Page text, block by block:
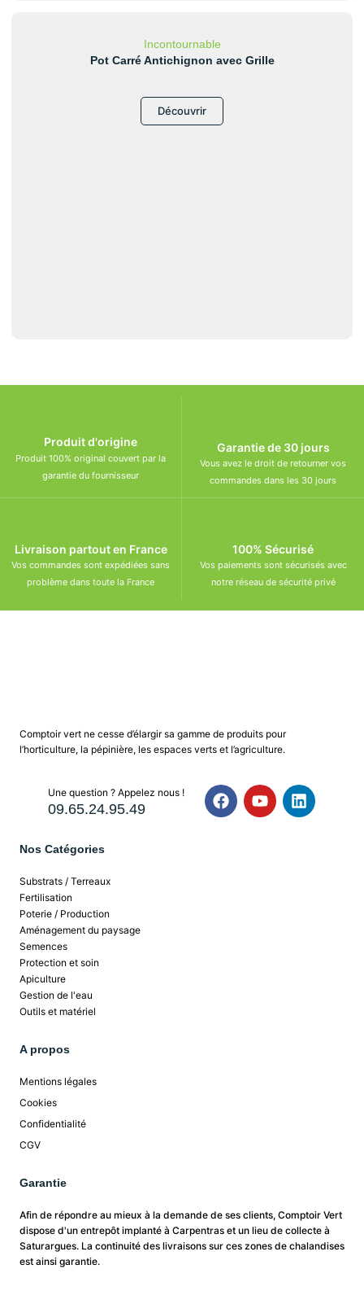
Incontournable
Pot Carré Antichignon avec Grille
Découvrir
Produit d'origine
Produit 100% original couvert par la
garantie du fournisseur
Garantie de 30 jours
Vous avez le droit de retourner vos
commandes dans les 30 jours
Livraison partout en France
Vos commandes sont expédiées sans
problème dans toute la France
100% Sécurisé
Vos paiements sont sécurisés avec
notre réseau de sécurité privé
Comptoir vert ne cesse d’élargir sa gamme de produits pour
l’horticulture, la pépinière, les espaces verts et l’agriculture.
Une question ? Appelez nous !
09.65.24.95.49
Nos Catégories
Substrats / Terreaux
Fertilisation
Poterie / Production
Aménagement du paysage
Semences
Protection et soin
Apiculture
Gestion de l'eau
Outils et matériel
A propos
Mentions légales
Cookies
Confidentialité
CGV
Garantie
Afin de répondre au mieux à la demande de ses clients, Comptoir Vert
dispose d'un entrepôt implanté à Carpentras et un lieu de collecte à
Saturargues. La continuité des livraisons sur ces zones de chalandises
est ainsi garantie.